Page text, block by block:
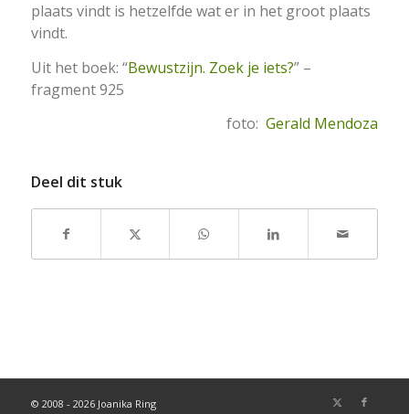
plaats vindt is hetzelfde wat er in het groot plaats
vindt.
Uit het boek: “Bewustzijn. Zoek je iets?” –
fragment 925
foto:Gerald Mendoza
Deel dit stuk
© 2008 - 2026 Joanika Ring